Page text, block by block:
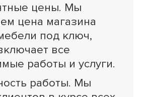
цены. Мы
цена магазина
под ключ,
все
работы и услуги.
работы. Мы